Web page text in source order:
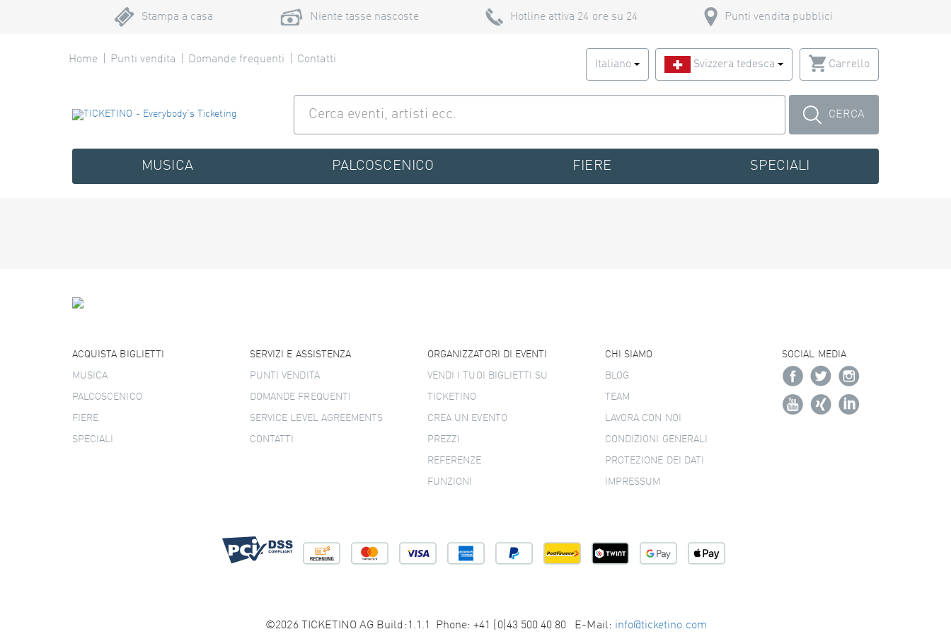
Stampa a casa Niente tasse nascoste Hotline attiva 24 ore su 24 Punti vendita pubblici
Home Punti vendita Domande frequenti Contatti Italiano Svizzera tedesca Carrello
CERCA
MUSICA PALCOSCENICO FIERE SPECIALI
ACQUISTA BIGLIETTI
MUSICA
PALCOSCENICO
FIERE
SPECIALI
SERVIZI E ASSISTENZA
PUNTI VENDITA
DOMANDE FREQUENTI
SERVICE LEVEL AGREEMENTS
CONTATTI
ORGANIZZATORI DI EVENTI
VENDI I TUOI BIGLIETTI SU
TICKETINO
CREA UN EVENTO
PREZZI
REFERENZE
FUNZIONI
CHI SIAMO
BLOG
TEAM
LAVORA CON NOI
CONDIZIONI GENERALI
PROTEZIONE DEI DATI
IMPRESSUM
SOCIAL MEDIA
©2026 TICKETINO AG Build:1.1.1 Phone: +41 (0)43 500 40 80 E-Mail: info@ticketino.com